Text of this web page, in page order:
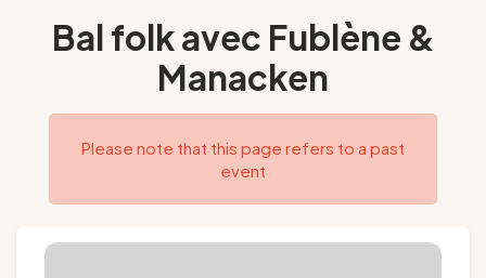
Prepare my stay
City of Liège
Presse
Bal folk avec Fublène &
Manacken
Please note that this page refers to a past
event